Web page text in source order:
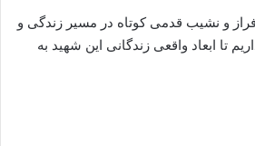
فراز و نشیب قدمی کوتاه در مسیر زندگی و
تا ابعاد واقعی زندگانی این شهید به